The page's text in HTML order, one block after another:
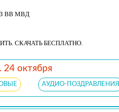
ВВ МВД
СКАЧАТЬ БЕСПЛАТНО.
24 октября
АУДИО-ПОЗДРАВЛЕНИЯ